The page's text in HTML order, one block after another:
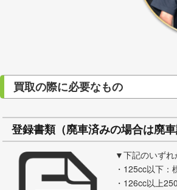
買取の際に必要なもの
登録書類（廃車済みの場合は廃車
▼下記のいずれ
・125cc以下
・126cc以上